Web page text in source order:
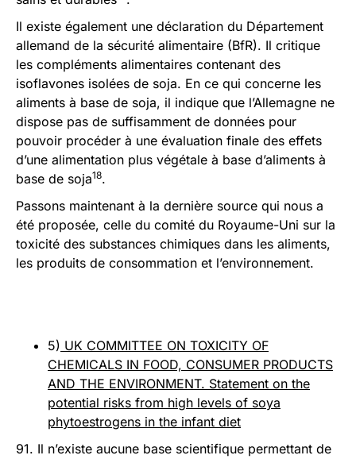
Il existe également une déclaration du Département
allemand de la sécurité alimentaire (BfR). Il critique
les compléments alimentaires contenant des
isoflavones isolées de soja. En ce qui concerne les
aliments à base de soja, il indique que l’Allemagne ne
dispose pas de suffisamment de données pour
pouvoir procéder à une évaluation finale des effets
d’une alimentation plus végétale à base d’aliments à
base de soja18.
Passons maintenant à la dernière source qui nous a
été proposée, celle du comité du Royaume-Uni sur la
toxicité des substances chimiques dans les aliments,
les produits de consommation et l’environnement.
5) UK COMMITTEE ON TOXICITY OF
CHEMICALS IN FOOD, CONSUMER PRODUCTS
AND THE ENVIRONMENT. Statement on the
potential risks from high levels of soya
phytoestrogens in the infant diet
91. Il n’existe aucune base scientifique permettant de